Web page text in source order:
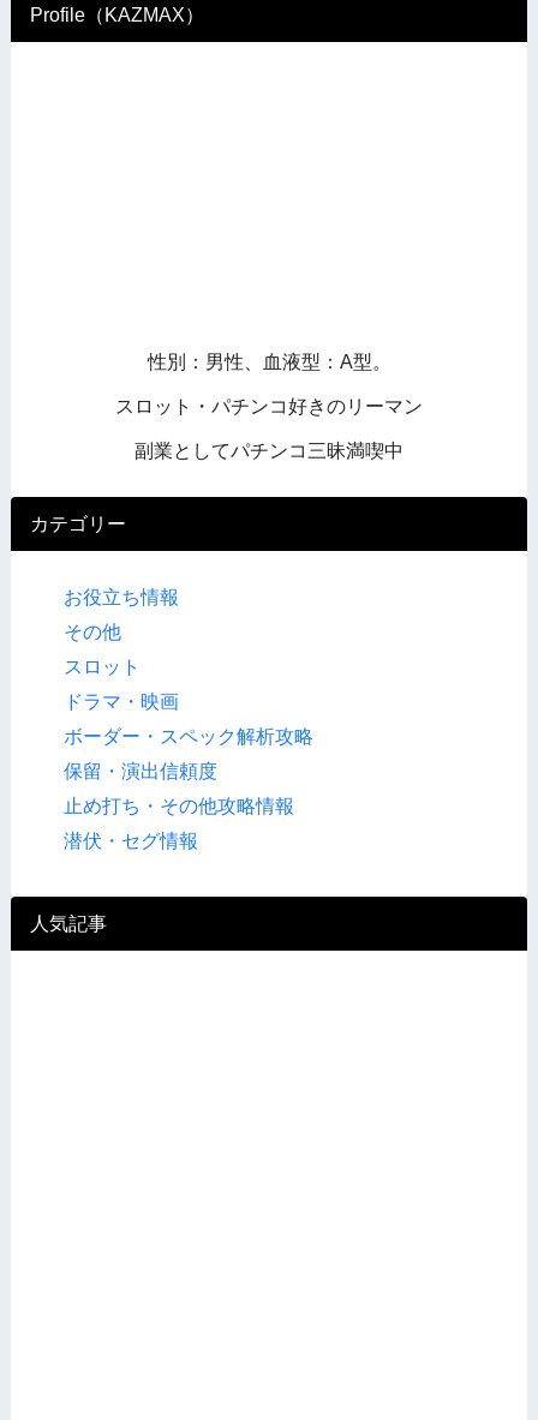
Profile（KAZMAX）
性別：男性、血液型：A型。
スロット・パチンコ好きのリーマン
副業としてパチンコ三昧満喫中
カテゴリー
お役立ち情報
その他
スロット
ドラマ・映画
ボーダー・スペック解析攻略
保留・演出信頼度
止め打ち・その他攻略情報
潜伏・セグ情報
人気記事